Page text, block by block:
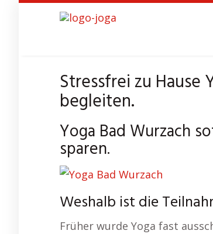
Stressfrei zu Hause
begleiten.
Yoga Bad Wurzach
sparen.
Weshalb ist die
Früher wurde Yoga fast